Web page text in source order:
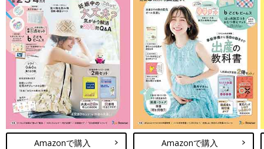
Amazonで購入 Amazonで購入